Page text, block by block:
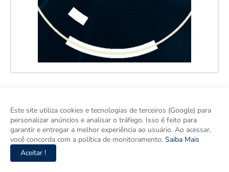
Este site utiliza cookies e tecnologias de terceiros (Google) para
personalizar anúncios e analisar o tráfego. Isso é feito para
garantir e entregar a melhor experiência ao usuário. Ao acessar,
você concorda com a política de monitoramento. Saiba Mais
Aceitar !